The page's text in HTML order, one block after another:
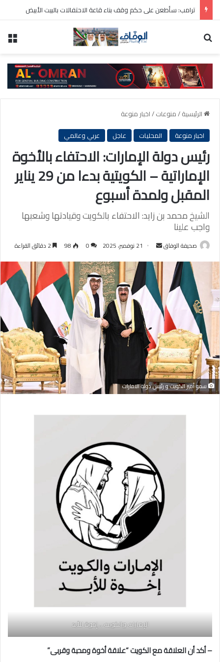
ترامب: سأطعن على حكم وقف بناء قاعة الاحتفالات بالبيت الأبيض
الرئيسية/منوعات/اخبار منوعة
اخبار منوعة
المحليات عاجل عربي وعالمي
رئيس دولة الإمارات: الاحتفاء بالأخوة
الإماراتية – الكويتية بدءا من 29 يناير
المقبل ولمدة أسبوع
الشيخ محمد بن زايد: الاحتفاء بالكويت وقيادتها وشعبها
واجب علينا
صحيفة الوفاق
أرسل
إلكترونيا
21 نوفمبر، 2025 0
98
سمو أمير الكويت و رئيس دولة الامارات
الإمارات والكويت .. إخوة للأبد
– أكد أن العلاقة مع الكويت “علاقة أخوة ومحبة وقربى”